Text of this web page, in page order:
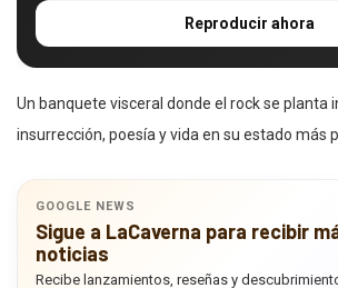
Reproducir ahora
Un banquete visceral donde el rock se planta
insurrección, poesía y vida en su estado más
GOOGLE NEWS
Sigue a LaCaverna para recibir
noticias
Recibe lanzamientos, reseñas y